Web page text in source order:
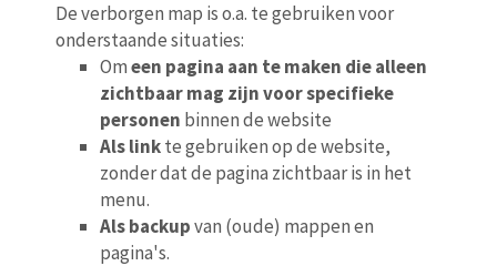
De verborgen map is o.a. te gebruiken voor
onderstaande situaties:
Omeen pagina aan te maken die alleen
zichtbaar mag zijn voor specifieke
personen binnen de website
Als linkte gebruiken op de website,
zonder dat de pagina zichtbaar is in het
menu.
Als backupvan (oude) mappen en
pagina's.